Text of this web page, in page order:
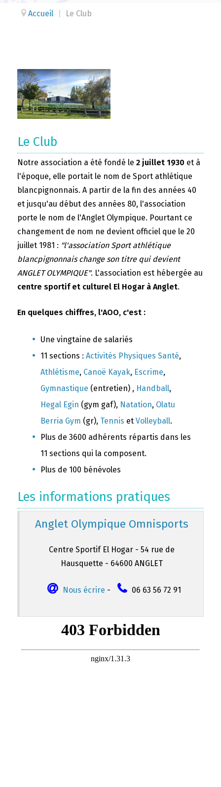
Accueil Le Club
Le Club
Notre association a été fondé le 2 juillet 1930 et à
l'époque, elle portait le nom de Sport athlétique
blancpignonnais. A partir de la fin des années 40
et jusqu'au début des années 80, l'association
porte le nom de l'Anglet Olympique. Pourtant ce
changement de nom ne devient officiel que le 20
juillet 1981 : "l'association Sport athlétique
blancpignonnais change son titre qui devient
ANGLET OLYMPIQUE". L'association est hébergée au
centre sportif et culturel El Hogar à Anglet.
En quelques chiffres, l'AOO, c'est :
Une vingtaine de salariés
11 sections : Activités Physiques Santé,
Athlétisme, Canoë Kayak, Escrime,
Gymnastique (entretien) , Handball,
Hegal Egin (gym gaf), Natation, Olatu
Berria Gym (gr), Tennis et Volleyball.
Plus de 3600 adhérents répartis dans les
11 sections qui la composent.
Plus de 100 bénévoles
Les informations pratiques
Anglet Olympique Omnisports
Centre Sportif El Hogar - 54 rue de
Hausquette - 64600 ANGLET
Nous écrire - 06 63 56 72 91